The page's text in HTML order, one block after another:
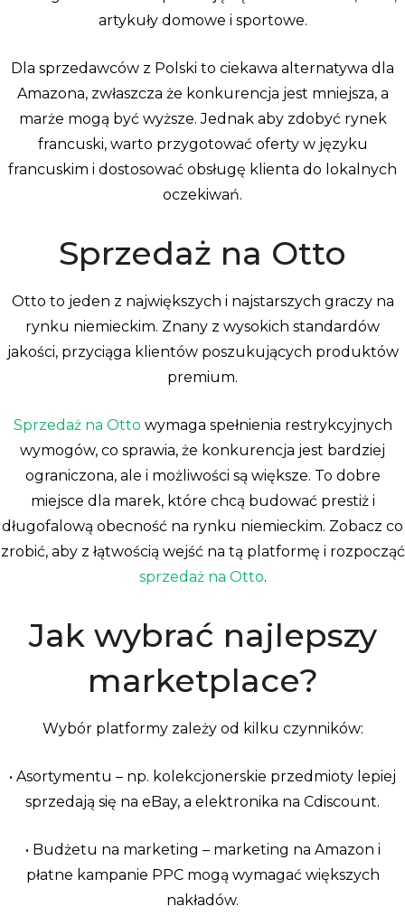
artykuły domowe i sportowe.
Dla sprzedawców z Polski to ciekawa alternatywa dla
Amazona, zwłaszcza że konkurencja jest mniejsza, a
marże mogą być wyższe. Jednak aby zdobyć rynek
francuski, warto przygotować oferty w języku
francuskim i dostosować obsługę klienta do lokalnych
oczekiwań.
Sprzedaż na Otto
Otto to jeden z największych i najstarszych graczy na
rynku niemieckim. Znany z wysokich standardów
jakości, przyciąga klientów poszukujących produktów
premium.
Sprzedaż na Otto wymaga spełnienia restrykcyjnych
wymogów, co sprawia, że konkurencja jest bardziej
ograniczona, ale i możliwości są większe. To dobre
miejsce dla marek, które chcą budować prestiż i
długofalową obecność na rynku niemieckim. Zobacz co
zrobić, aby z łątwością wejść na tą platformę i rozpocząć
sprzedaż na Otto.
Jak wybrać najlepszy
marketplace?
Wybór platformy zależy od kilku czynników:
• Asortymentu – np. kolekcjonerskie przedmioty lepiej
sprzedają się na eBay, a elektronika na Cdiscount.
• Budżetu na marketing – marketing na Amazon i
płatne kampanie PPC mogą wymagać większych
nakładów.